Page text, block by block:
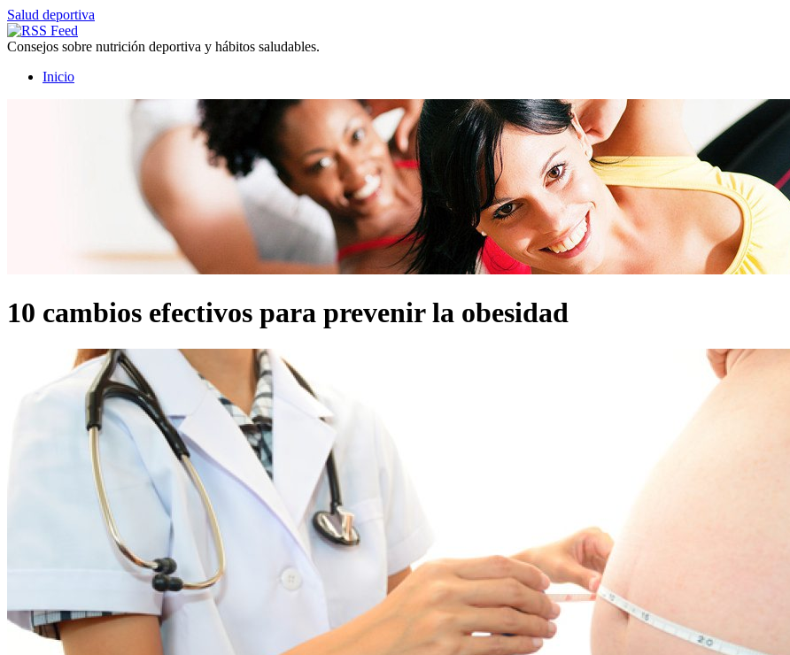
Salud deportiva
Consejos sobre nutrición deportiva y hábitos saludables.
Inicio
10 cambios efectivos para prevenir la obesidad